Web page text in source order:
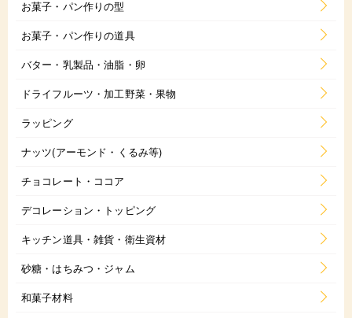
お菓子・パン作りの型
お菓子・パン作りの道具
バター・乳製品・油脂・卵
ドライフルーツ・加工野菜・果物
ラッピング
ナッツ(アーモンド・くるみ等)
チョコレート・ココア
デコレーション・トッピング
キッチン道具・雑貨・衛生資材
砂糖・はちみつ・ジャム
和菓子材料